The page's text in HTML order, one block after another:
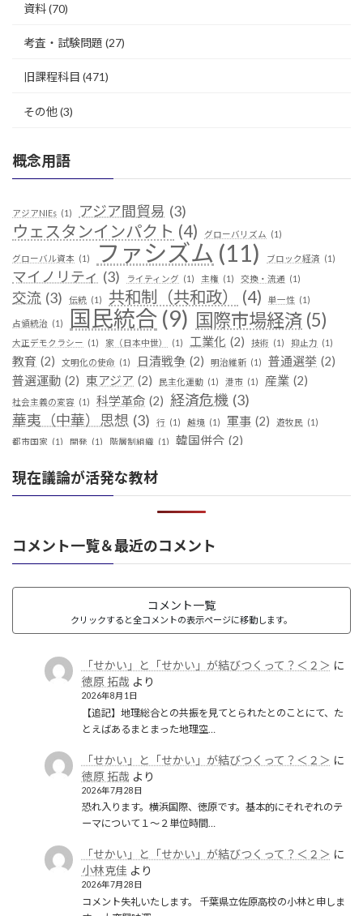
資料(70)
考査・試験問題 (27)
旧課程科目 (471)
その他(3)
概念用語
アジアNIEs (1) アジア間貿易 (3)
ウェスタンインパクト (4) グローバリズム (1)
グローバル資本 (1) ファシズム (11) ブロック経済 (1)
マイノリティ (3) ライティング (1) 主権 (1) 交換・流通 (1)
交流 (3) 伝統 (1) 共和制（共和政） (4) 単一性 (1)
占領統治 (1) 国民統合 (9) 国際市場経済 (5)
大正デモクラシー (1) 家（日本中世） (1) 工業化 (2) 技術 (1) 抑止力 (1)
教育 (2) 文明化の使命 (1) 日清戦争 (2) 明治維新 (1) 普通選挙 (2)
普選運動 (2) 東アジア (2) 民主化運動 (1) 港市 (1) 産業 (2)
社会主義の変容 (1) 科学革命 (2) 経済危機 (3)
華夷（中華）思想 (3) 行 (1) 越境 (1) 軍事 (2) 遊牧民 (1)
都市国家 (1) 開発 (1) 階層制組織 (1) 韓国併合 (2)
現在議論が活発な教材
コメント一覧＆最近のコメント
コメント一覧
クリックすると全コメントの表示ページに移動します。
「せかい」と「せかい」が結びつくって？＜２＞ に
徳原 拓哉 より
2026年8月1日
【追記】地理総合との共振を見てとられたとのことにて、た
とえばあるまとまった地理空…
「せかい」と「せかい」が結びつくって？＜２＞ に
徳原 拓哉 より
2026年7月28日
恐れ入ります。横浜国際、徳原です。基本的にそれぞれのテ
ーマについて１〜２単位時間…
「せかい」と「せかい」が結びつくって？＜２＞ に
小林克佳 より
2026年7月28日
コメント失礼いたします。 千葉県立佐原高校の小林と申しま